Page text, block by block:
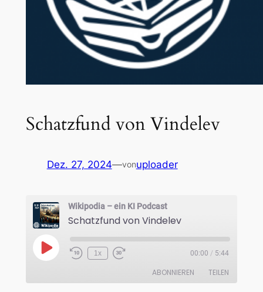
Schatzfund von Vindelev
Dez. 27, 2024—vonuploader
Wikipodia – ein KI Podcast
Schatzfund von Vindelev
Play
Episode
1x 00:00 / 5:44
ABONNIEREN TEILEN